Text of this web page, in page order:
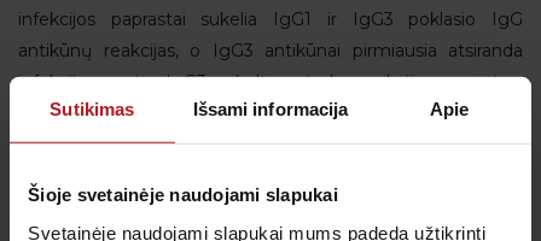
Sutikimas Išsami informacija Apie
Šioje svetainėje naudojami slapukai
Svetainėje naudojami slapukai mums padeda užtikrinti
infekcijos paprastai sukelia IgG1 ir IgG3 poklasio IgG
antikūnų reakcijas, o IgG3 antikūnai pirmiausia atsiranda
infekcijos metu. IgG3 sukeltos atsako reakcijos yra retos.
Taip pat nėštumo metu dažnai dominuoja IgG1, IgG3 arba
abu, o sumažėjęs IgG3 lygis dažnai siejamas su kitais IgG